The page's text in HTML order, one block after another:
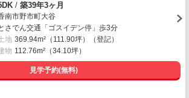
/ 築39年3ヶ月
南市野市町大谷
さでん交通「ゴスイデン停」歩3分
地 369.94m²（111.90坪）（登記）
物 112.76m²（34.10坪）
見学予約(無料)